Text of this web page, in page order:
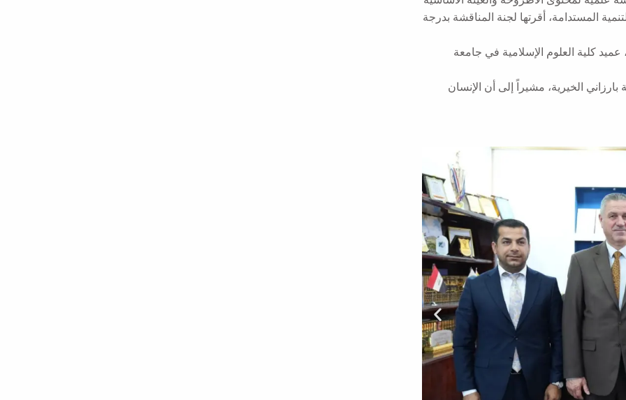
المستدامة، أقرتها لجنة المناقشة بدرجة
كلية العلوم الإسلامية في جامعة
الخيرية، مشيراً إلى أن الإنسان